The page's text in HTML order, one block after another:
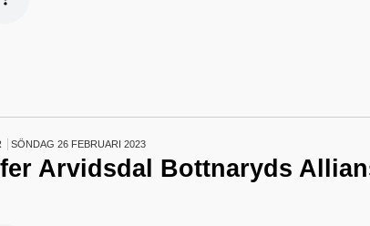
SÖNDAG 26 FEBRUARI 2023
Arvidsdal Bottnaryds